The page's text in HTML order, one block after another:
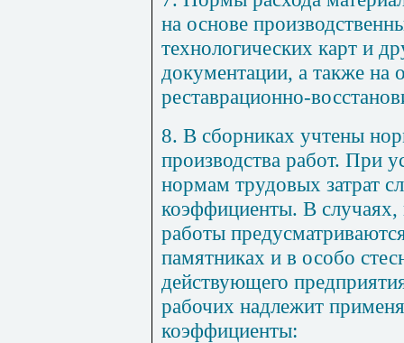
на основе
технологических карт и
документации, а также на
реставрационно-восст
8. В сборниках учтены
производства работ. При
нормам трудовых затрат
коэффициенты. В случаях,
работы
памятниках и в особо
действующего
рабочих надлежит
коэффициенты: